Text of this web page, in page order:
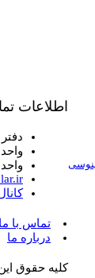
اطلاعات
واحد
واحد
تماس با ما
درباره ما
کلیه حقوق